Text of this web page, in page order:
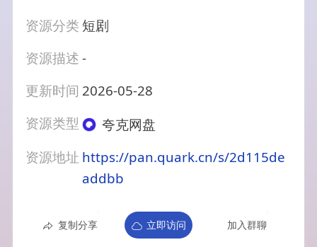
资源分类 短剧
资源描述-
更新时间 2026-05-28
资源类型
夸克网盘
资源地址 https://pan.quark.cn/s/2d115de
addbb
复制分享 立即访问 加入群聊